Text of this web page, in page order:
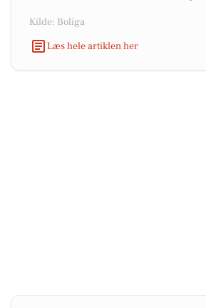
Kilde: Boliga
Læs hele artiklen her